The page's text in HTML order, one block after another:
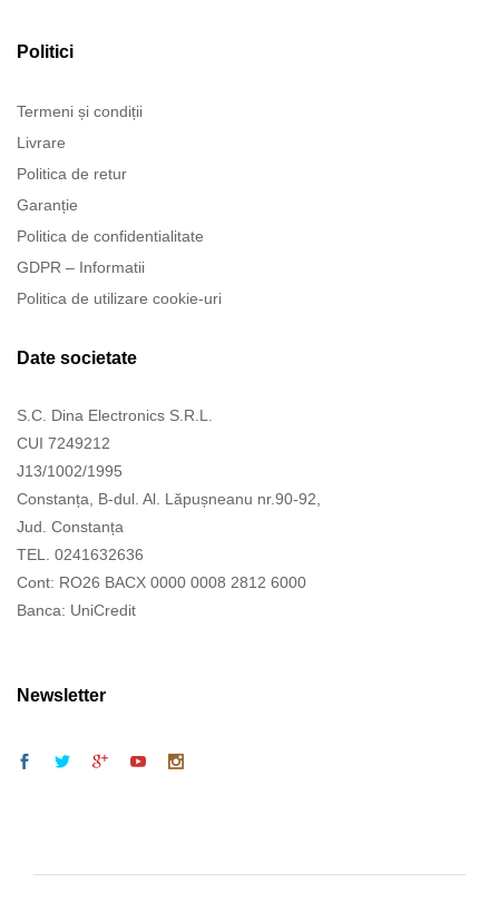
Politici
Termeni și condiții
Livrare
Politica de retur
Garanție
Politica de confidentialitate
GDPR – Informatii
Politica de utilizare cookie-uri
Date societate
S.C. Dina Electronics S.R.L.
CUI 7249212
J13/1002/1995
Constanța, B-dul. Al. Lăpușneanu nr.90-92,
Jud. Constanța
TEL. 0241632636
Cont: RO26 BACX 0000 0008 2812 6000
Banca: UniCredit
Newsletter